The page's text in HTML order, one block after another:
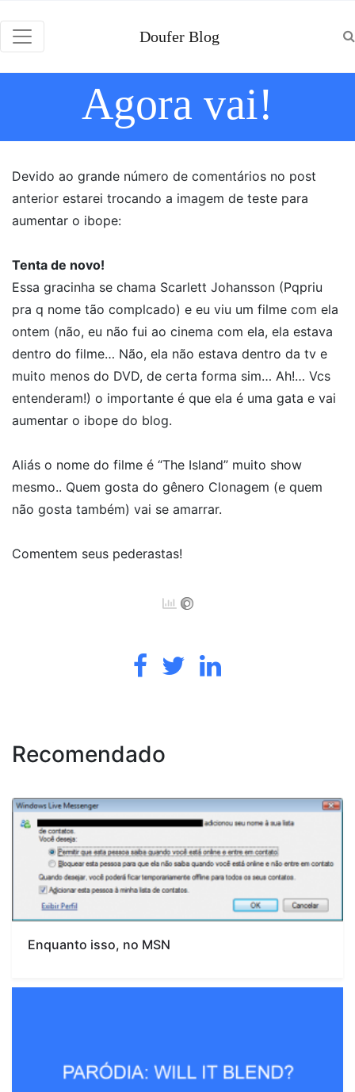
Doufer Blog
Agora vai!
Devido ao grande número de comentários no post
anterior estarei trocando a imagem de teste para
aumentar o ibope:
Tenta de novo!
Essa gracinha se chama Scarlett Johansson (Pqpriu
pra q nome tão complcado) e eu viu um filme com ela
ontem (não, eu não fui ao cinema com ela, ela estava
dentro do filme… Não, ela não estava dentro da tv e
muito menos do DVD, de certa forma sim… Ah!… Vcs
entenderam!) o importante é que ela é uma gata e vai
aumentar o ibope do blog.
Aliás o nome do filme é “The Island” muito show
mesmo.. Quem gosta do gênero Clonagem (e quem
não gosta também) vai se amarrar.
Comentem seus pederastas!
Recomendado
Enquanto isso, no MSN